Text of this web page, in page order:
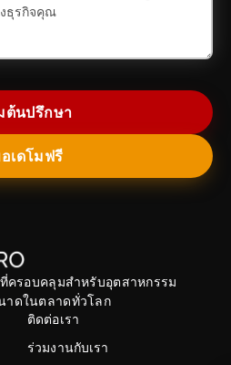
ต้นปรึกษา
เดโมฟรี
ครอบคลุมสำหรับอุตสาหกรรม
าดในตลาดทั่วโลก
ติดต่อเรา
ร่วมงานกับเรา